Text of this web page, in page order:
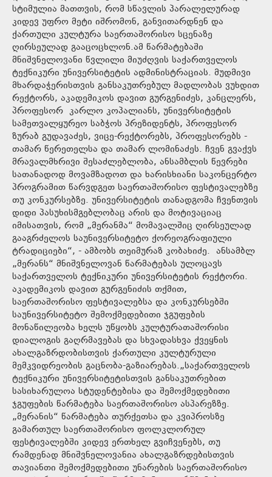
სტიმულია მათთვის, რომ სწავლის პარალელურად
კიდევ უფრო მეტი იშრომონ, განვითარდნენ და
ქართული კულტურა საერთაშორისო სცენაზე
ღირსეულად გააცოცხლონ.ამ წარმატებაში
მნიშვნელოვანი წვლილი მიუძღვის საქართველოს
ტექნიკური უნივერსიტეტის ადმინისტრაციას. მუდმივი
მხარდაჭერისთვის განსაკუთრებულ მადლობას ვუხდით
რექტორს, აკადემიკოს დავით გურგენიძეს, კანცლერს,
პროფესორ კარლო კოპალიანს, უნივერსიტეტის
სამეთვალყურეო საბჭოს პრეზიდენტს, პროფესორ
ზურაბ გუდავაძეს, ვიცე-რექტორებს, პროფესორებს -
თამარ წერეთელსა და თამარ ლომინაძეს. ჩვენ გვაქვს
მრავალმხრივი შესაძლებლობა, ანსამბლის წევრები
სათანადოდ მოვამზადოთ და ხარისხიანი საკონცერტო
პროგრამით წარვდგეთ საერთაშორისო ფესტივალებზე
თუ კონკურსებზე. უნივერსიტეტის თანადგომა ჩვენთვის
დიდი პასუხისმგებლობაც არის და მოტივაციაც
იმისათვის, რომ „მერანმა“ მომავალშიც ღირსეულად
გააგრძელოს საუნივერსიტეტო ქორეოგრაფიული
ტრადიციები“, - ამბობს თეიმურაზ კობახიძე. ანსამბლ
„მერანს“ მნიშვნელოვან წარმატებას ულოცავს
საქართველოს ტექნიკური უნივერსიტეტის რექტორი.
აკადემიკოს დავით გურგენიძის თქმით,
საერთაშორისო ფესტივალებსა და კონკურსებში
საუნივერსიტეტო შემოქმედებითი ჯგუფების
მონაწილეობა ხელს უწყობს კულტურათაშორისი
დიალოგის გაღრმავებას და სხვადასხვა ქვეყნის
ახალგაზრდობისთვის ქართული კულტურული
მემკვიდრეობის გაცნობა-გაზიარებას.„საქართველოს
ტექნიკური უნივერსიტეტისთვის განსაკუთრებით
სასიხარულოა სტუდენტებისა და შემოქმედებითი
ჯგუფების წარმატება საერთაშორისო ასპარეზზე.
„მერანის“ წარმატება თურქეთსა და კვიპროსზე
გამართულ საერთაშორისო ფოლკლორულ
ფესტივალებში კიდევ ერთხელ გვიჩვენებს, თუ
რამდენად მნიშვნელოვანია ახალგაზრდებისთვის
თავიანთი შემოქმედებითი უნარების საერთაშორისო